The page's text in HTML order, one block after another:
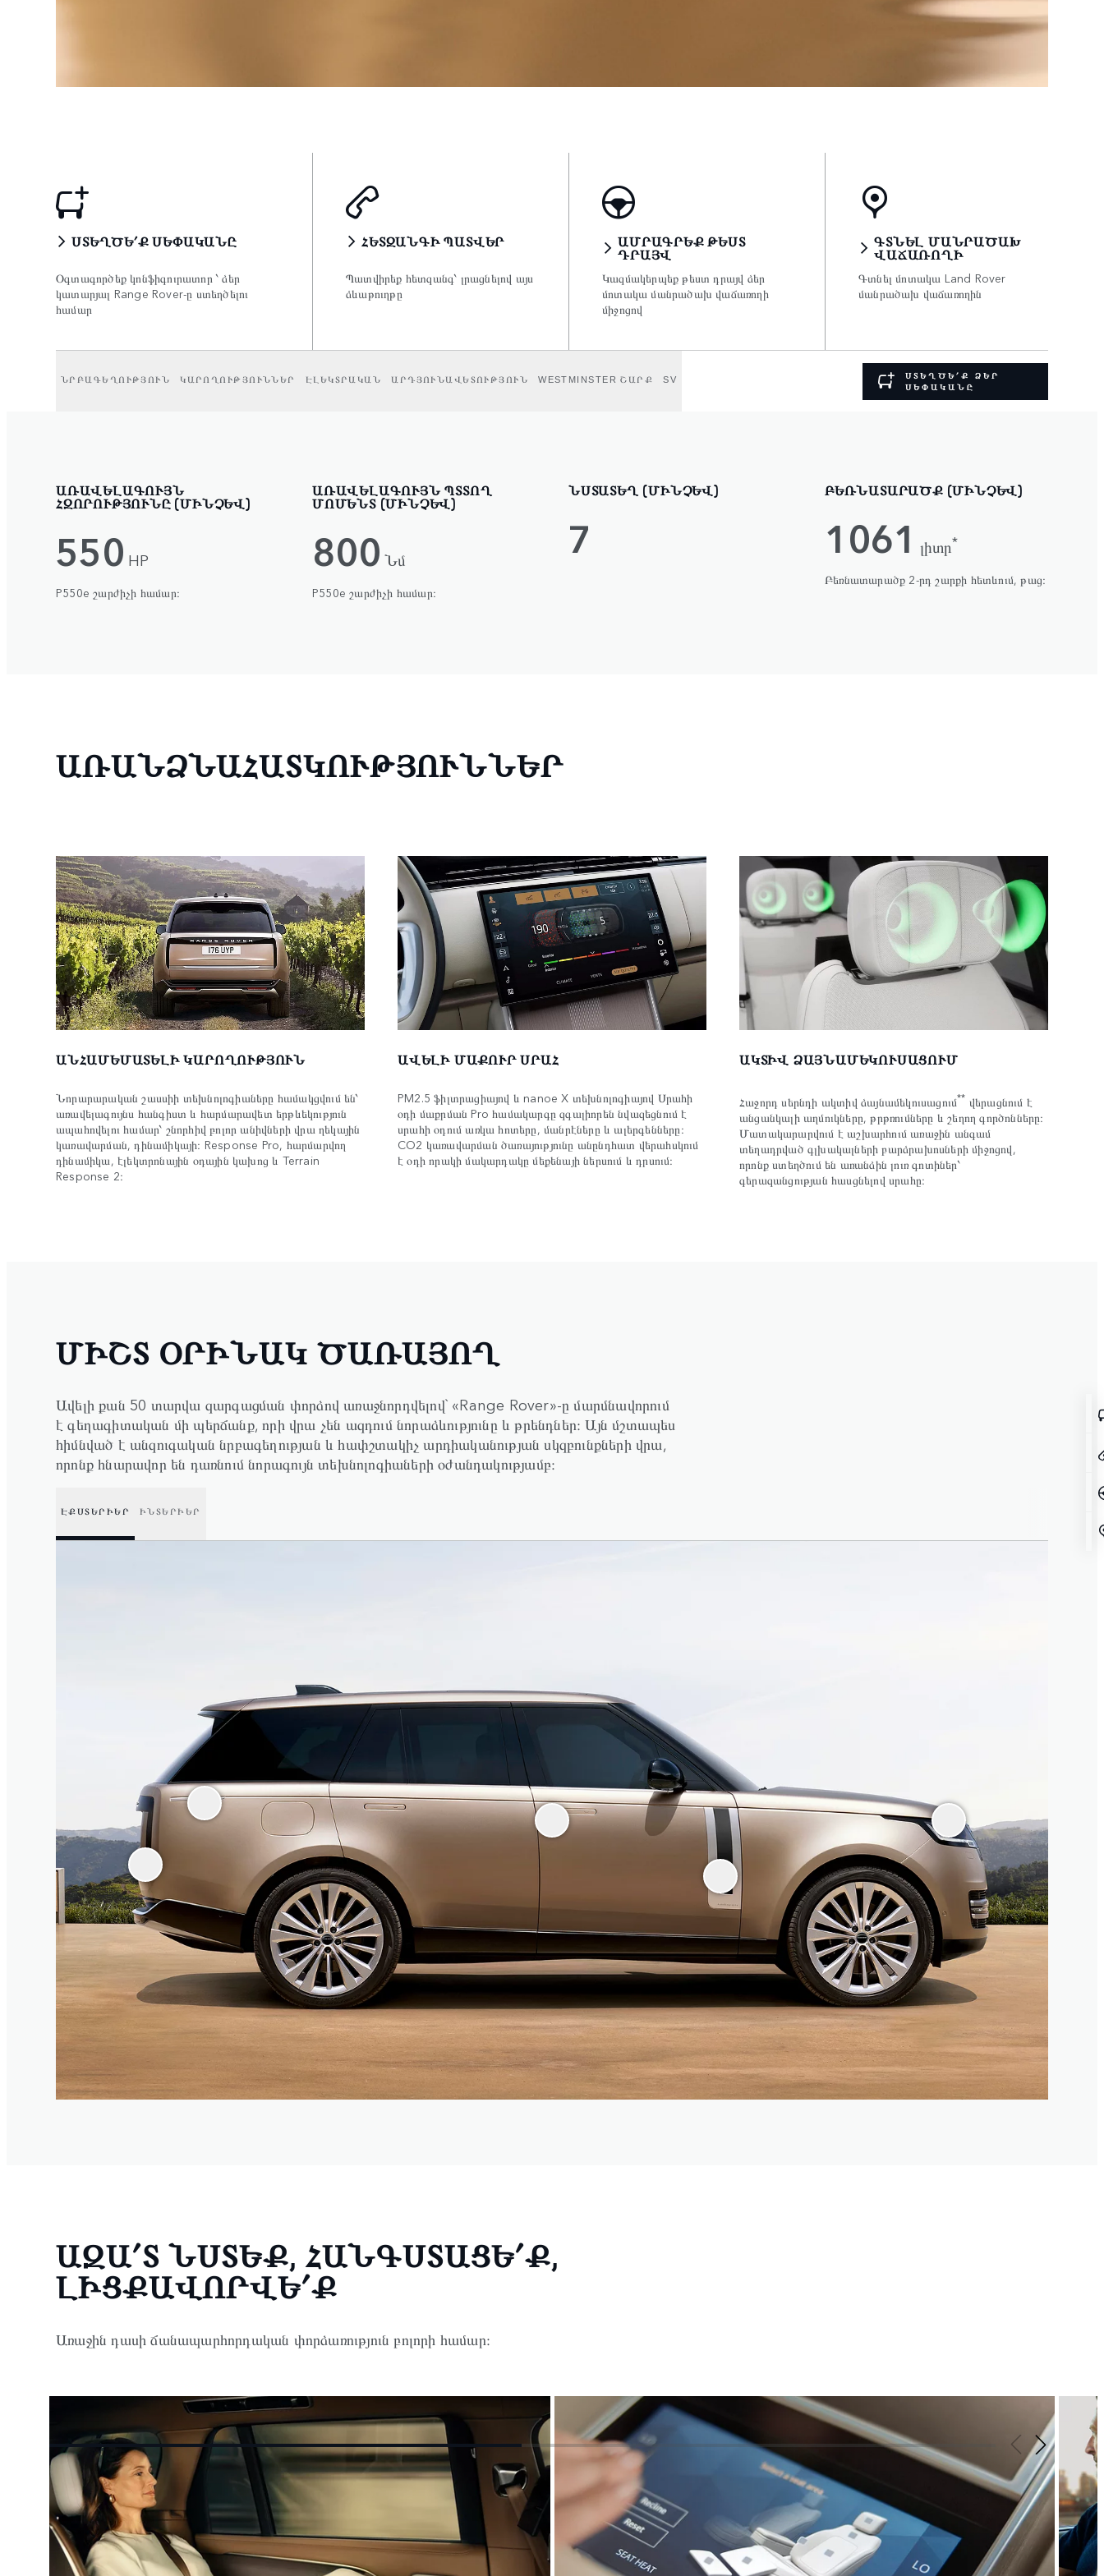
ՍՏԵՂԾԵ՛Ք ՍԵՓԱԿԱՆԸ
Օգտագործեք կոնֆիգուրատոր ՝ ձեր
կատարյալ Range Rover-ը ստեղծելու
համար
ՀԵՏԶԱՆԳԻ ՊԱՏՎԵՐ
Պատվիրեք հետզանգ՝ լրացնելով այս
ձևաթուղթը
ԱՄՐԱԳՐԵՔ ԹԵՍՏ
ԴՐԱՅՎ
Կազմակերպեք թեստ դրայվ ձեր
մոտակա մանրածախ վաճառողի
միջոցով
ԳՏՆԵԼ ՄԱՆՐԱԾԱԽ
ՎԱՃԱՌՈՂԻ
Գտնել մոտակա Land Rover
մանրածախ վաճառողին
ՆՐԲԱԳԵՂՈՒԹՅՈՒՆ ԿԱՐՈՂՈՒԹՅՈՒՆՆԵՐ ԷԼԵԿՏՐԱԿԱՆ ԱՐԴՅՈՒՆԱՎԵՏՈՒԹՅՈՒՆ WESTMINSTER ՇԱՐՔ SV
ՍՏԵՂԾԵ՛Ք ՁԵՐ
ՍԵՓԱԿԱՆԸ
ԱՌԱՎԵԼԱԳՈՒՅՆ
ՀԶՈՐՈՒԹՅՈՒՆԸ (ՄԻՆՉԵՎ)
550 HP
P550e շարժիչի համար։
ԱՌԱՎԵԼԱԳՈՒՅՆ ՊՏՏՈՂ
ՄՈՄԵՆՏ (ՄԻՆՉԵՎ)
800 Նմ
P550e շարժիչի համար։
ՆՍՏԱՏԵՂ (ՄԻՆՉԵՎ)
7
ԲԵՌՆԱՏԱՐԱԾՔ (ՄԻՆՉԵՎ)
1061 լիտր*
Բեռնատարածք 2-րդ շարքի հետևում, թաց։
ԱՌԱՆՁՆԱՀԱՏԿՈՒԹՅՈՒՆՆԵՐ
ԱՆՀԱՄԵՄԱՏԵԼԻ ԿԱՐՈՂՈՒԹՅՈՒՆ
Նորարարական շասսիի տեխնոլոգիաները համակցվում են՝
առավելագույնս հանգիստ և հարմարավետ երթևեկություն
ապահովելու համար՝ շնորհիվ բոլոր անիվների վրա ղեկային
կառավարման, դինամիկայի։ Response Pro, հարմարվող
դինամիկա, էլեկտրոնային օդային կախոց և Terrain
Response 2։
ԱՎԵԼԻ ՄԱՔՈՒՐ ՍՐԱՀ
PM2.5 ֆիլտրացիայով և nanoe X տեխնոլոգիայով Սրահի
օդի մաքրման Pro համակարգը զգալիորեն նվազեցնում է
սրահի օդում առկա հոտերը, մանրէները և ալերգենները։
CO2 կառավարման ծառայությունը անընդհատ վերահսկում
է օդի որակի մակարդակը մեքենայի ներսում և դրսում։
ԱԿՏԻՎ ՁԱՅՆԱՄԵԿՈՒՍԱՑՈՒՄ
Հաջորդ սերնդի ակտիվ ձայնամեկուսացում** վերացնում է
անցանկալի աղմուկները, թրթռումները և շեղող գործոնները։
Մատակարարվում է աշխարհում առաջին անգամ
տեղադրված գլխակալների բարձրախոսների միջոցով,
որոնք ստեղծում են առանձին լուռ գոտիներ՝
գերազանցության հասցնելով սրահը։
ՄԻՇՏ ՕՐԻՆԱԿ ԾԱՌԱՅՈՂ
Ավելի քան 50 տարվա զարգացման փորձով առաջնորդվելով` «Range Rover»-ը մարմնավորում
է գեղագիտական մի պերճանք, որի վրա չեն ազդում նորաձևությունը և թրենդներ։ Այն մշտապես
հիմնված է անզուգական նրբագեղության և հափշտակիչ արդիականության սկզբունքների վրա,
որոնք հնարավոր են դառնում նորագույն տեխնոլոգիաների օժանդակությամբ։
ԷՔՍՏԵՐԻԵՐ ԻՆՏԵՐԻԵՐ
ԱԶԱ՛Տ ՆՍՏԵՔ, ՀԱՆԳՍՏԱՑԵ՛Ք,
ԼԻՑՔԱՎՈՐՎԵ՛Ք
Առաջին դասի ճանապարհորդական փորձառություն բոլորի համար։